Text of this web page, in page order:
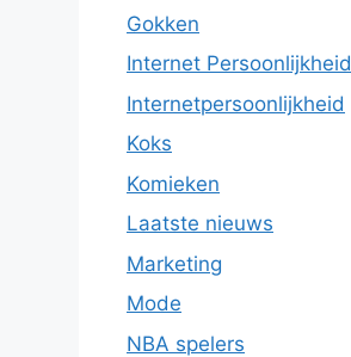
Gokken
Internet Persoonlijkheid
Internetpersoonlijkheid
Koks
Komieken
Laatste nieuws
Marketing
Mode
NBA spelers